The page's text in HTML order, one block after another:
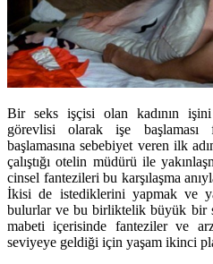
Bir seks işçisi olan kadının
görevlisi olarak işe başlaması
başlamasına sebebiyet veren ilk
çalıştığı otelin müdürü ile
cinsel fantezileri bu karşılaşma
İkisi de istediklerini yapmak ve
bulurlar ve bu birliktelik büyük bir
mabeti içerisinde fanteziler ve
seviyeye geldiği için yaşam ikinci